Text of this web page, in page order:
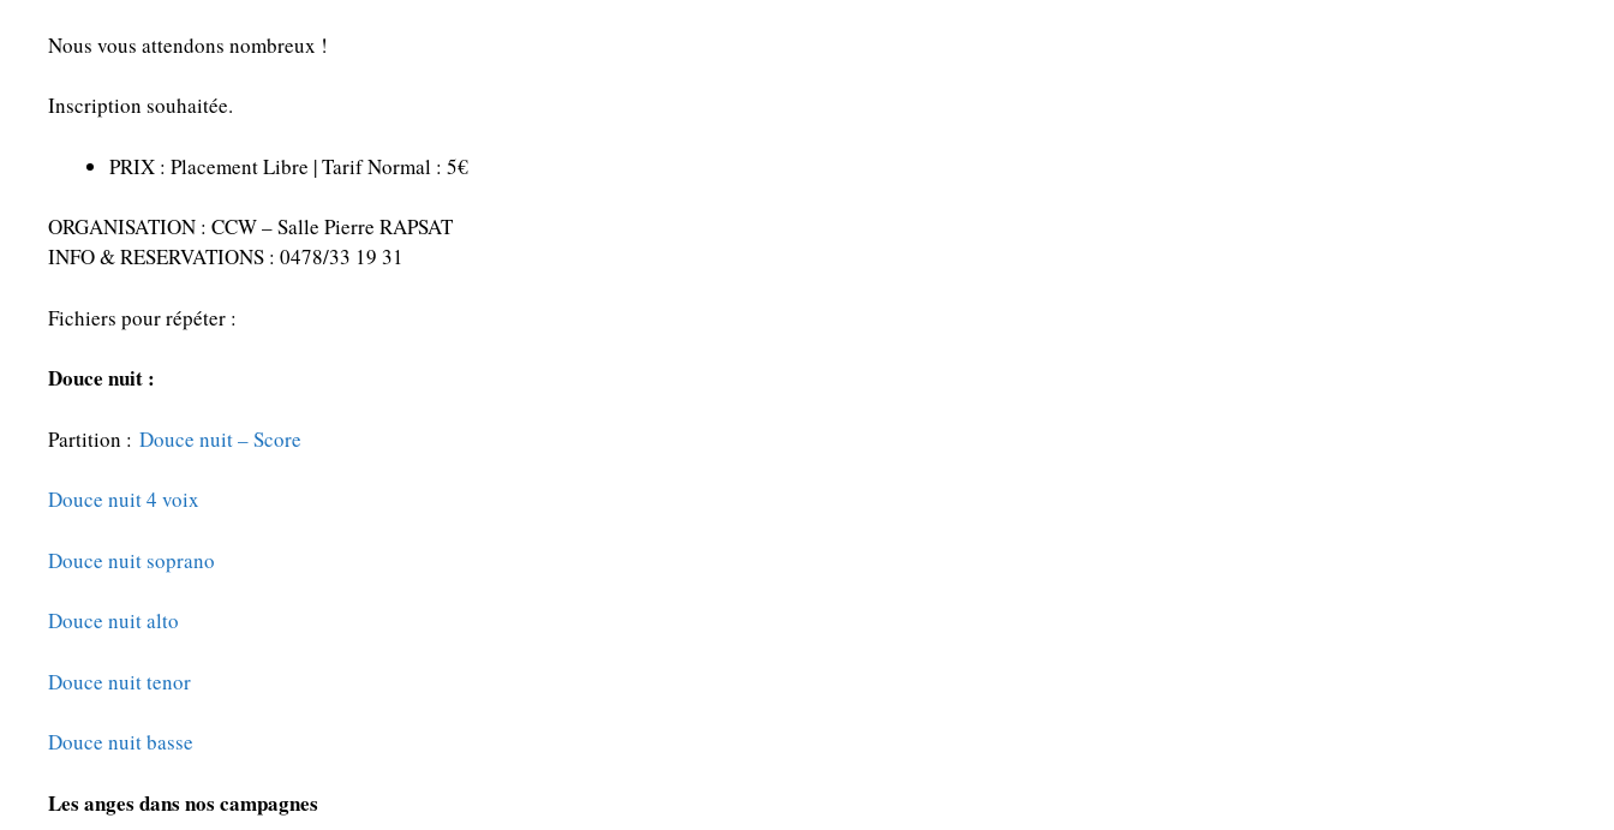
Nous vous attendons nombreux !
Inscription souhaitée.
PRIX : Placement Libre | Tarif Normal : 5€
ORGANISATION : CCW – Salle Pierre RAPSAT
INFO & RESERVATIONS : 0478/33 19 31
Fichiers pour répéter :
Douce nuit :
Partition : Douce nuit – Score
Douce nuit 4 voix
Douce nuit soprano
Douce nuit alto
Douce nuit tenor
Douce nuit basse
Les anges dans nos campagnes